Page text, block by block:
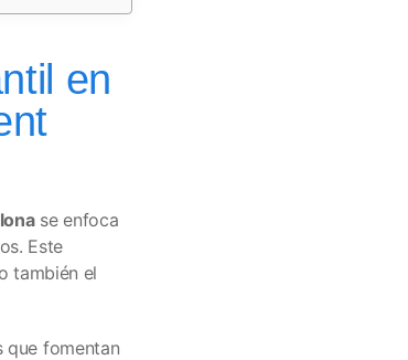
en
se enfoca
Este
también el
que fomentan